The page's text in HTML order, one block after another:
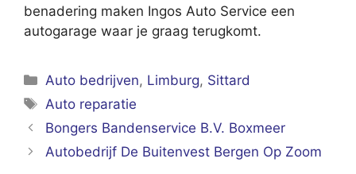
benadering maken Ingos Auto Service een
autogarage waar je graag terugkomt.
Categorieën
Auto bedrijven, Limburg, Sittard
Tags
Auto reparatie
Bongers Bandenservice B.V. Boxmeer
Autobedrijf De Buitenvest Bergen Op Zoom